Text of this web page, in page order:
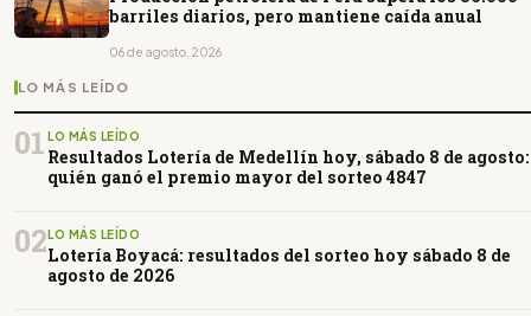
barriles diarios, pero mantiene caída anual
06 de agosto, 2026
LO MÁS LEÍDO
01 LO MÁS LEÍDO
Resultados Lotería de Medellín hoy, sábado 8 de agosto:
quién ganó el premio mayor del sorteo 4847
02LO MÁS LEÍDO
Lotería Boyacá: resultados del sorteo hoy sábado 8 de
agosto de 2026